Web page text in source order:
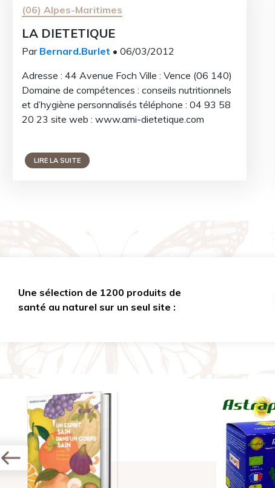
(06) Alpes-Maritimes
LA DIETETIQUE
Par Bernard.Burlet • 06/03/2012
Adresse : 44 Avenue Foch Ville : Vence (06 140)
Domaine de compétences : conseils nutritionnels
et d’hygiène personnalisés téléphone : 04 93 58
20 23 site web : www.ami-dietetique.com
LIRE LA SUITE
Une sélection de 1200 produits de
santé au naturel sur un seul site :